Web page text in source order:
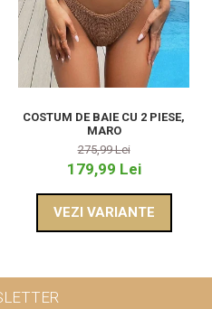
COSTUM DE BAIE CU 2 PIESE,
MARO
275,99 Lei
179,99 Lei
VEZI VARIANTE